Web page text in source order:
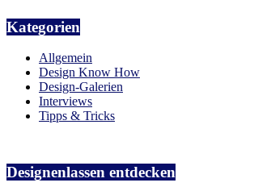
Kategorien
Allgemein
Design Know How
Design-Galerien
Interviews
Tipps & Tricks
Designenlassen entdecken